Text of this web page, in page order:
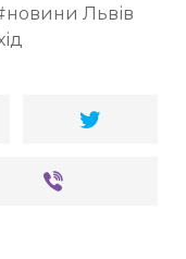
новини Львів